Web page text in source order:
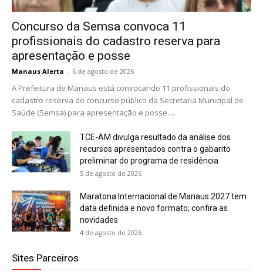
Concurso da Semsa convoca 11
profissionais do cadastro reserva para
apresentação e posse
Manaus Alerta - 6 de agosto de 2026
A Prefeitura de Manaus está convocando 11 profissionais do
cadastro reserva do concurso público da Secretaria Municipal de
Saúde (Semsa) para apresentação e posse....
TCE-AM divulga resultado da análise dos
recursos apresentados contra o gabarito
preliminar do programa de residência
5 de agosto de 2026
Maratona Internacional de Manaus 2027 tem
data definida e novo formato; confira as
novidades
4 de agosto de 2026
Sites Parceiros